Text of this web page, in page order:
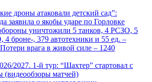
дроны атаковали детский сад”:
заявила о якобы ударе по Горловке
уничтожили 5 танков, 4 РСЗО, 5
4 броне-, 379 автотехники и 55 ед. –
врага в живой силе – 1240
2027. 1-й тур: “Шахтер” стартовал с
(видеообзоры матчей)